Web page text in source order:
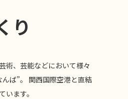
り
術、芸能などにおいて様々
ば”。 関西国際空港と直結
ます。